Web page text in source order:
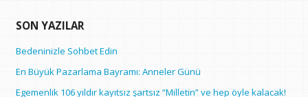
SON YAZILAR
Bedeninizle Sohbet Edin
En Büyük Pazarlama Bayramı: Anneler Günü
Egemenlik 106 yıldır kayıtsız şartsız “Milletin” ve hep öyle kalacak!